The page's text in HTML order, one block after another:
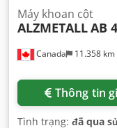
Canada 11.358 km
Máy khoan cột
ALZMETALLAB
Thông tin
Tình trạng: đã qua